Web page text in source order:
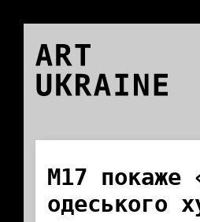
ART
UKRAINE
М17 покаже
одеського